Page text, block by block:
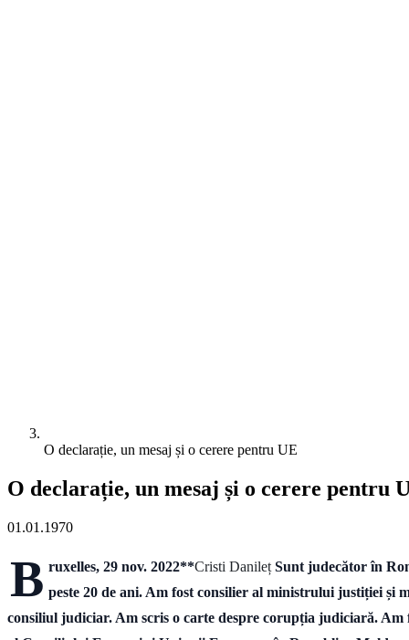
O declarație, un mesaj și o cerere pentru UE
O declarație, un mesaj și o cerere pentru
01.01.1970
B ruxelles, 29 nov. 2022**Cristi Danileț Sunt judecător în
peste 20 de ani. Am fost consilier al ministrului justiției și
consiliul judiciar. Am scris o carte despre corupția judiciară. Am